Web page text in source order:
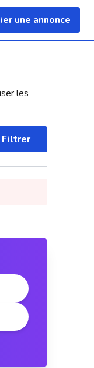
une annonce
les
Filtrer